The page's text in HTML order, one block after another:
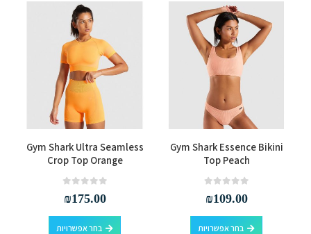
למוצר זה יש מספר סוגים. ניתן לבחור את האפשרויות בעמוד המוצר
Gym Shark Essence Bikini
Top Peach
₪109.00
בחר אפשרויות
למוצר זה יש מספר סוגים. ניתן לבחור את האפשרויות בעמוד המוצר
למוצר זה יש מספר סוגים. ניתן לבחור את האפשרויות בעמוד המוצר
Gym Shark Ultra Seamless
Crop Top Orange
₪175.00
בחר אפשרויות
למוצר זה יש מספר סוגים. ניתן לבחור את האפשרויות בעמוד המוצר